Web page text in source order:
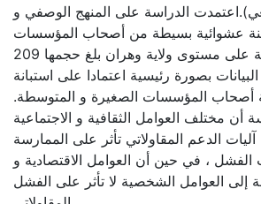
الدراسة على المنهج الوصفي و
عشوائية بسيطة من أصحاب المؤسسات
الصغيرة و المتوسطة على مستوى ولاية وهران بلغ حجمها 209
بصورة رئيسية اعتمادا على استبانة
أصحاب المؤسسات الصغيرة و المتوسطة.
أن مختلف العوامل الثقافية و الاجتماعية
آليات الدعم المقاولاتي تأثر على الممارسة
الفشل ، في حين أن العوامل الاقتصادية و
إلى العوامل الشخصية لا تأثر على الفشل